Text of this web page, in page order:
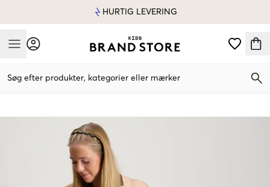
HURTIG LEVERING
Mobile Menu
Søg efter produkter, kategorier eller mærker